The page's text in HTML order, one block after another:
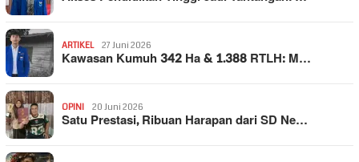
ARTIKEL 27 Juni 2026
Kawasan Kumuh 342 Ha & 1.388 RTLH: M…
OPINI 20 Juni 2026
Satu Prestasi, Ribuan Harapan dari SD Ne…